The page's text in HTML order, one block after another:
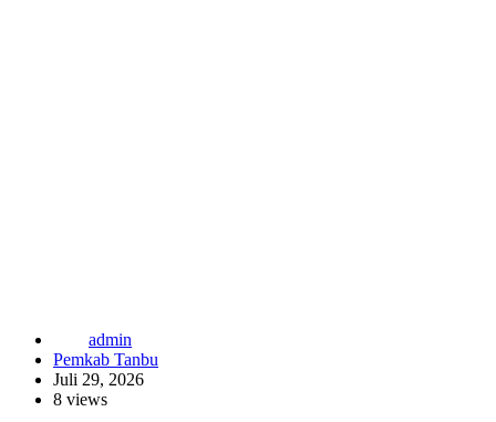
admin
Pemkab Tanbu
Juli 29, 2026
8 views